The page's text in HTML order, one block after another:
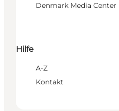
Denmark Media Center
Hilfe
A-Z
Kontakt